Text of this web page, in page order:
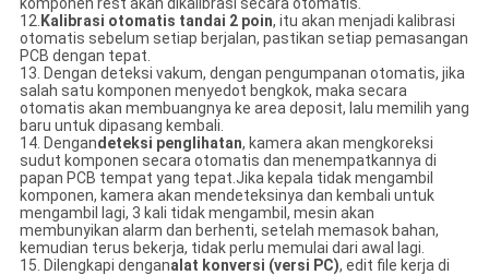
komponen rest akan dikalibrasi secara otomatis.
12. Kalibrasi otomatis tandai 2 poin, itu akan menjadi kalibrasi
otomatis sebelum setiap berjalan, pastikan setiap pemasangan
PCB dengan tepat.
13. Dengan deteksi vakum, dengan pengumpanan otomatis, jika
salah satu komponen menyedot bengkok, maka secara
otomatis akan membuangnya ke area deposit, lalu memilih yang
baru untuk dipasang kembali.
14. Dengandeteksi penglihatan, kamera akan mengkoreksi
sudut komponen secara otomatis dan menempatkannya di
papan PCB tempat yang tepat.Jika kepala tidak mengambil
komponen, kamera akan mendeteksinya dan kembali untuk
mengambil lagi, 3 kali tidak mengambil, mesin akan
membunyikan alarm dan berhenti, setelah memasok bahan,
kemudian terus bekerja, tidak perlu memulai dari awal lagi.
15. Dilengkapi denganalat konversi (versi PC), edit file kerja di